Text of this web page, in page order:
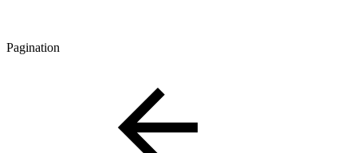
Pagination